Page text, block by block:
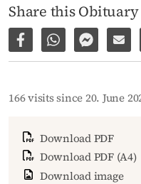
Share this Obituary
Share on Facebook
Share viaShare via
166 visits since 20. June
Download PDF
Download PDF (A4)
Download image